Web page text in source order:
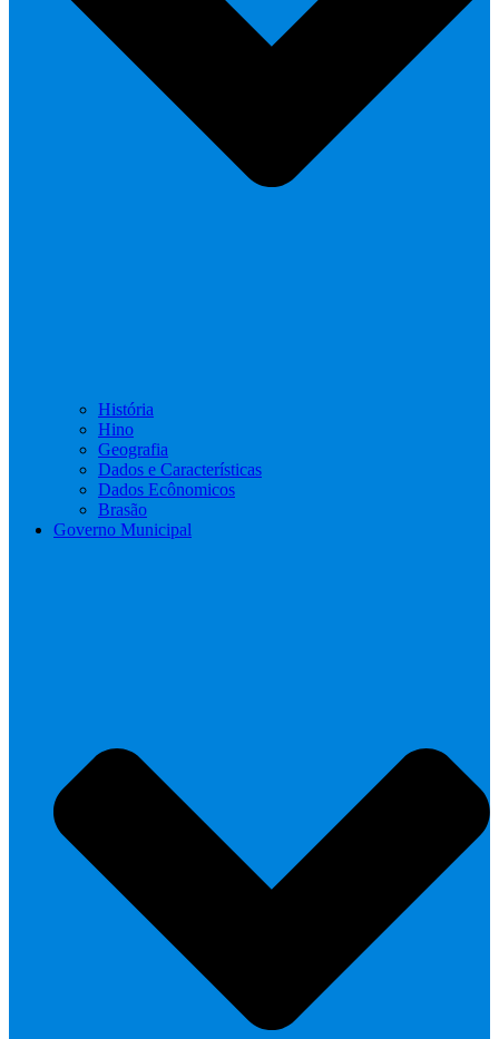
História
Hino
Geografia
Dados e Características
Dados Ecônomicos
Brasão
Governo Municipal